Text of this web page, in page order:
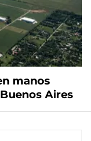
manos
Aires